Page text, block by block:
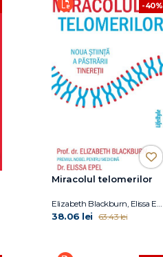
-40%
Miracolul telomerilor
Elizabeth Blackburn, Elissa Epel
38.06 lei 63.43 lei